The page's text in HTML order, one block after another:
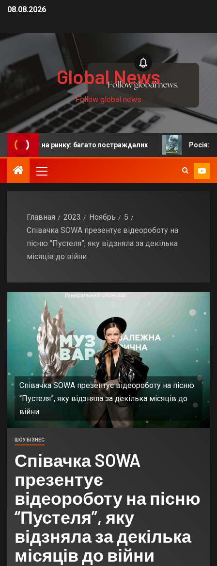
08.08.2026
Global News
Follow global news
на ринку: багато постраждалих Росія: у
Главная 2023 Ноябрь
5
Співачка SOWA презентує відеороботу на
пісню “Пустеля”, яку відзняла за декілька
місяців до війни
Співачка SOWA презентує відеороботу на пісню
“Пустеля”, яку відзняла за декілька місяців до
війни
ШОУ БІЗНЕС
Співачка SOWA
презентує
відеороботу на пісню
“Пустеля”, яку
відзняла за декілька
місяців до війни